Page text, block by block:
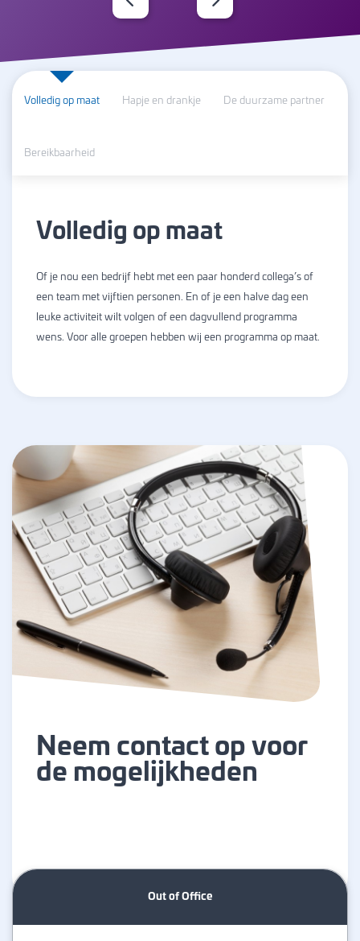
Volledig op maat Hapje en drankje De duurzame partner
Bereikbaarheid
Volledig op maat
Of je nou een bedrijf hebt met een paar honderd collega’s of
een team met vijftien personen. En of je een halve dag een
leuke activiteit wilt volgen of een dagvullend programma
wens. Voor alle groepen hebben wij een programma op maat.
Neem contact op voor
de mogelijkheden
Out of Office